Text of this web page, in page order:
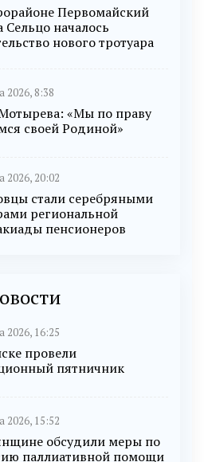
Первомайский
Сельцо началось
нового тротуара
2026, 8:38
«Мы по праву
своей Родиной»
2026, 20:02
стали серебряными
региональной
пенсионеров
2026, 16:25
провели
пятничник
2026, 15:52
обсудили меры по
паллиативной помощи